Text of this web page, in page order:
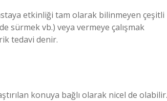
etkinliği tam olarak bilinmeyen çeşitli
sürmek vb.) veya vermeye çalışmak
tedavi denir.
konuya bağlı olarak nicel de olabilir.